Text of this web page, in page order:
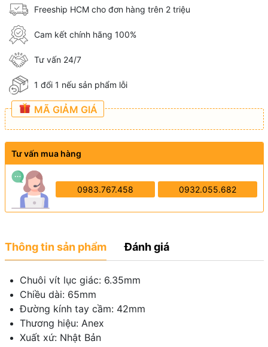
Freeship HCM cho đơn hàng trên 2 triệu
Cam kết chính hãng 100%
Tư vấn 24/7
1 đổi 1 nếu sản phẩm lỗi
MÃ GIẢM GIÁ
Tư vấn mua hàng
0983.767.458 0932.055.682
Thông tin sản phẩm Đánh giá
Chuôi vít lục giác: 6.35mm
Chiều dài: 65mm
Đường kính tay cầm: 42mm
Thương hiệu: Anex
Xuất xứ: Nhật Bản